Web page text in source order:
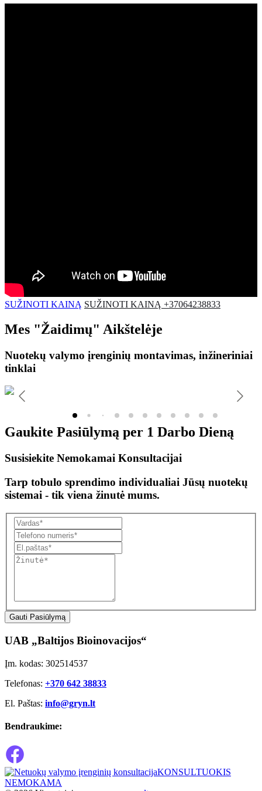
SUŽINOTI KAINĄ SUŽINOTI KAINĄ +37064238833
Mes "Žaidimų" Aikštelėje
Nuotekų valymo įrenginių montavimas, inžineriniai
tinklai
Gaukite Pasiūlymą per 1 Darbo Dieną
Susisiekite Nemokamai Konsultacijai
Tarp tobulo sprendimo individualiai Jūsų nuotekų
sistemai - tik viena žinutė mums.
Gauti Pasiūlymą
UAB „Baltijos Bioinovacijos“
Įm. kodas: 302514537
Telefonas: +370 642 38833
El. Paštas: info@gryn.lt
Bendraukime:
KONSULTUOKIS
NEMOKAMA